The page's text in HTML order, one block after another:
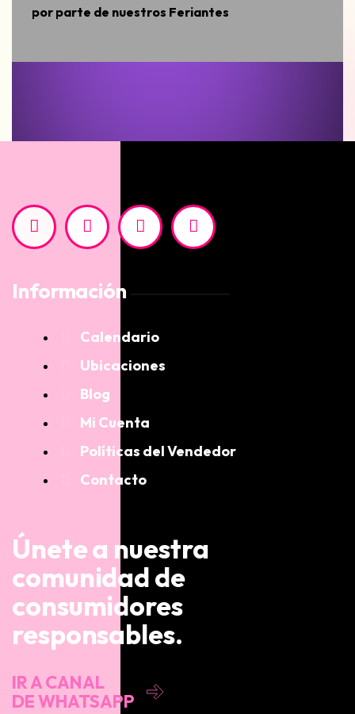
por parte de nuestros Feriantes
Información
Calendario
Ubicaciones
Blog
Mi Cuenta
Políticas del Vendedor
Contacto
Únete a nuestra
comunidad de
consumidores
responsables.
IR A CANAL
DE WHATSAPP